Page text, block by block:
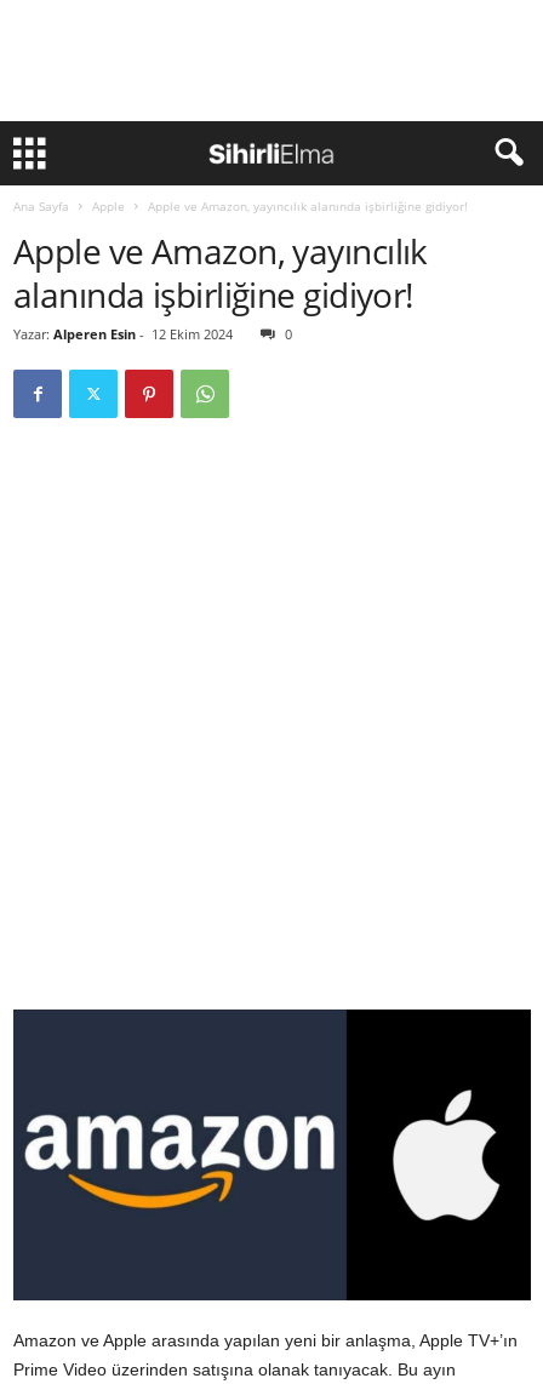
Ana Sayfa Apple Apple ve Amazon, yayıncılık alanında işbirliğine gidiyor!
Apple ve Amazon, yayıncılık
alanında işbirliğine gidiyor!
Yazar: Alperen Esin - 12 Ekim 2024 0
Amazon ve Apple arasında yapılan yeni bir anlaşma, Apple TV+’ın
Prime Video üzerinden satışına olanak tanıyacak. Bu ayın